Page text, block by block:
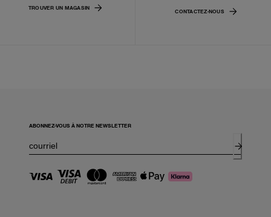
TROUVER UN MAGASIN
CONTACTEZ-NOUS
ABONNEZ-VOUS À NOTRE NEWSLETTER